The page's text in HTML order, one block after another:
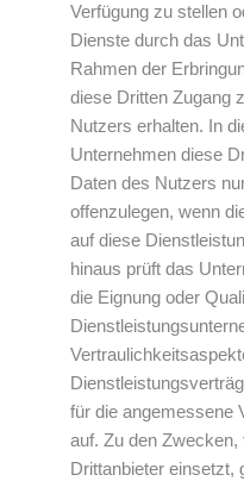
Verfügung zu stellen
Dienste durch das
Rahmen der
diese Dritten Zugang
Nutzers erhalten. In
Unternehmen diese
Daten des Nutzers
offenzulegen, wenn
auf diese
hinaus prüft das
die Eignung oder
für die angemessene
auf. Zu den
Drittanbieter einsetzt,